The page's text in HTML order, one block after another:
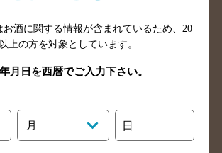
バー検索
鳥取県のバー検索
バー検索
徳島県のバー検索
バー検索
福岡県のバー検索
バー検索
佐賀県のバー検索
酒に関する情報が含まれているため、 20
上の方を対象としています。
月日を西暦でご入力下さい。
月 日